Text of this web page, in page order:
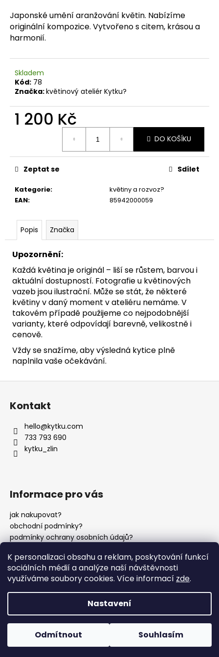
K personalizaci obsahu a reklam, poskytování funkcí
sociálních médií a analýze naší návštěvnosti
využíváme soubory cookies. Více informací zde.
Nastavení
Odmítnout Souhlasím
Japonské umění aranžování květin. Nabízíme
originální kompozice. Vytvořeno s citem, krásou a
harmonií.
Skladem
Kód: 78
Značka:květinový ateliér Kytku?
1 200 Kč
DO KOŠÍKU
Kategorie:
květiny a rozvoz?
EAN: 85942000059
Zeptat se Sdílet
Popis Značka
Upozornění:
Každá květina je originál – liší se růstem, barvou i
aktuální dostupností. Fotografie u květinových
vazeb jsou ilustrační. Může se stát, že některé
květiny v daný moment v ateliéru nemáme. V
takovém případě použijeme co nejpodobnější
varianty, které odpovídají barevně, velikostně i
cenově.
Vždy se snažíme, aby výsledná kytice plně
naplnila vaše očekávání.
a
j
í
?
D
o
o
j
e
m
e
Z
Kontakt
hello@kytku.com
733 793 690
kytku_zlin
Informace pro vás
jak nakupovat?
obchodní podmínky?
podmínky ochrany osobních údajů?
instagram?
Copyright 2026Kytku?. Všechna práva vyhrazena.
Upravit nastavení cookies